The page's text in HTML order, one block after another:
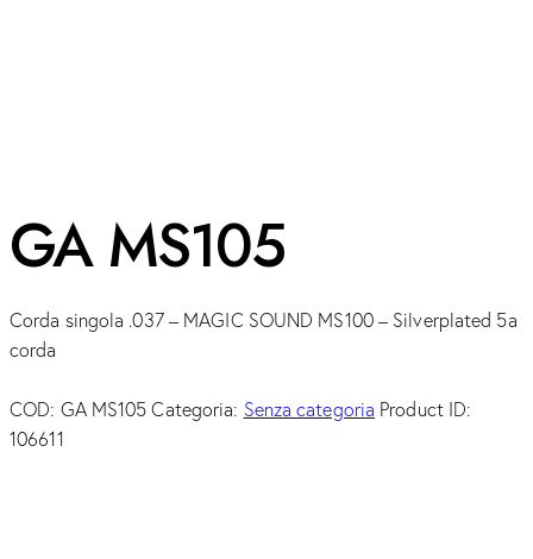
GA MS105
Corda singola .037 – MAGIC SOUND MS100 – Silverplated 5a
corda
COD: GA MS105 Categoria: Senza categoria Product ID:
106611